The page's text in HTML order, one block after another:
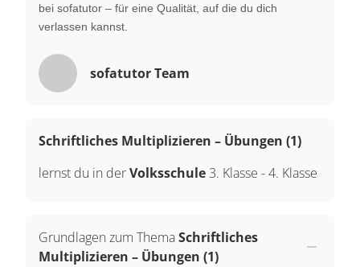
bei sofatutor – für eine Qualität, auf die du dich
verlassen kannst.
sofatutor Team
Schriftliches Multiplizieren – Übungen (1)
lernst du in derVolksschule 3. Klasse -4. Klasse
Grundlagen zum ThemaSchriftliches
Multiplizieren – Übungen (1)